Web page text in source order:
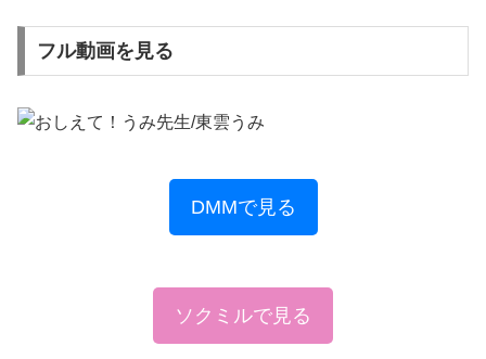
フル動画を見る
DMMで見る
ソクミルで見る